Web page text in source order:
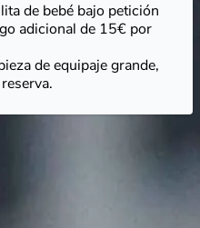
de bebé bajo petición
adicional de 15€ por
de equipaje grande,